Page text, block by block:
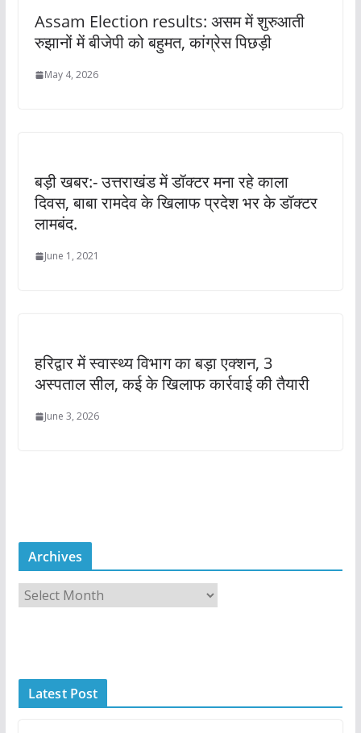
Assam Election results: असम में शुरुआती
रुझानों में बीजेपी को बहुमत, कांग्रेस पिछड़ी
May 4, 2026
बड़ी खबर:- उत्तराखंड में डॉक्टर मना रहे काला
दिवस, बाबा रामदेव के खिलाफ प्रदेश भर के डॉक्टर
लामबंद.
June 1, 2021
हरिद्वार में स्वास्थ्य विभाग का बड़ा एक्शन, 3
अस्पताल सील, कई के खिलाफ कार्रवाई की तैयारी
June 3, 2026
Archives
r
e
Latest Post